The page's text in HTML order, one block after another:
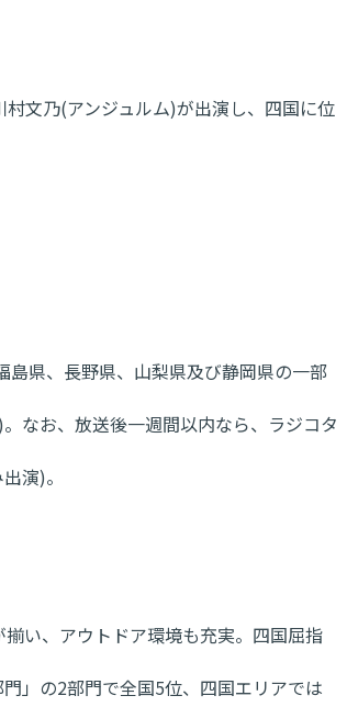
文乃(アンジュルム)が出演し、四国に位
県、長野県、山梨県及び静岡県の一部
なお、放送後一週間以内なら、ラジコタ
演)。
い、アウトドア環境も充実。四国屈指
」の2部門で全国5位、四国エリアでは